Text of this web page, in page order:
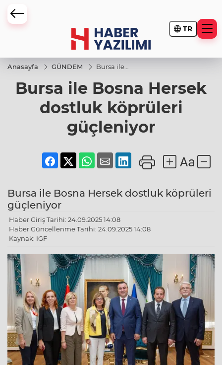
TR
Anasayfa GÜNDEM
Bursa ile
Hersek
dostluk
güçleniyor
Bursa ile Bosna Hersek
dostluk köprüleri
güçleniyor
Bursa ile Bosna Hersek dostluk köprüleri
güçleniyor
Haber Giriş Tarihi: 24.09.2025 14:08
Haber Güncellenme Tarihi: 24.09.2025 14:08
Kaynak: IGF